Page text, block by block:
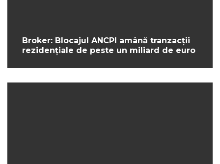
Broker: Blocajul ANCPI amână tranzacții
rezidențiale de peste un miliard de euro